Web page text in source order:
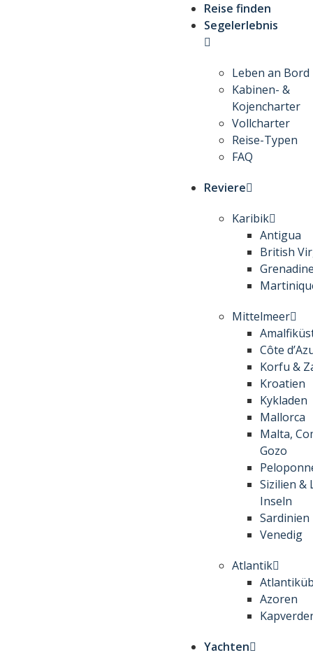
Reise finden
Segelerlebnis
Leben an Bord
Kabinen- &
Kojencharter
Vollcharter
Reise-Typen
FAQ
Reviere
Karibik
Antigua
British
Mittelmeer
Côte
Korfu &
Kroatien
Kykladen
Mallorca
Malta,
Gozo
Sizilien &
Inseln
Sardinien
Venedig
Atlantik
Azoren
Yachten